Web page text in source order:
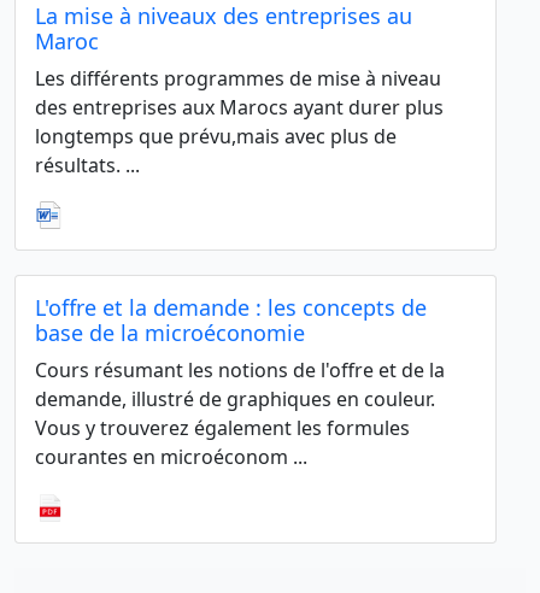
La mise à niveaux des entreprises au
Maroc
Les différents programmes de mise à niveau
des entreprises aux Marocs ayant durer plus
longtemps que prévu,mais avec plus de
résultats. ...
L'offre et la demande : les concepts de
base de la microéconomie
Cours résumant les notions de l'offre et de la
demande, illustré de graphiques en couleur.
Vous y trouverez également les formules
courantes en microéconom ...